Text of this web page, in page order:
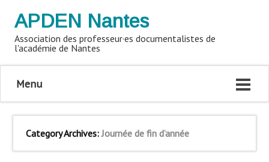
APDEN Nantes
Association des professeur·es documentalistes de
l'académie de Nantes
Menu
Category Archives:Journée de fin d’année